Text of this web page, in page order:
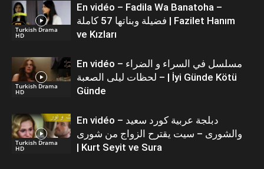
Turkish Drama
HD
En vidéo – Fadila Wa Banatoha –
فضيلة وبناتها 57 كاملة | Fazilet Hanım
ve Kızları
Turkish Drama
HD
En vidéo – مسلسل في السراء و الضراء
– لحظات ليلى الصعبة | İyi Günde Kötü
Günde
Turkish Drama
HD
En vidéo – دبلجة عربية كورد سعيد
والشورى – سيت يقترح الزواج من شورى
| Kurt Seyit ve Sura